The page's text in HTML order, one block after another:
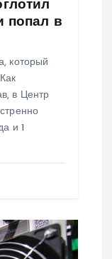
попал в
который
в Центр
и 1